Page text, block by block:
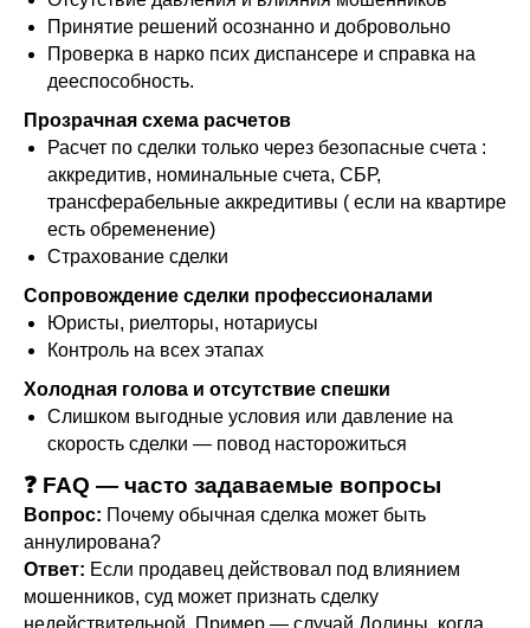
Принятие решений осознанно и добровольно
Проверка в нарко псих диспансере и справка на
дееспособность.
Прозрачная схема расчетов
Расчет по сделки только через безопасные счета :
аккредитив, номинальные счета, СБР,
трансферабельные аккредитивы ( если на квартире
есть обременение)
Страхование сделки
Сопровождение сделки профессионалами
Юристы, риелторы, нотариусы
Контроль на всех этапах
Холодная голова и отсутствие спешки
Слишком выгодные условия или давление на
скорость сделки — повод насторожиться
❓ FAQ — часто задаваемые вопросы
Вопрос: Почему обычная сделка может быть
аннулирована?
Ответ: Если продавец действовал под влиянием
мошенников, суд может признать сделку
недействительной. Пример — случай Долины, когда